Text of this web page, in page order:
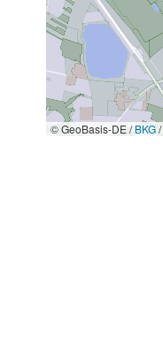
© GeoBasis-DE /BKG/